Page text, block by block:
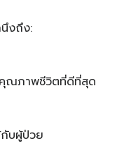
งถึง:
คุณภาพชีวิตที่ดีที่สุด
บผู้ป่วย